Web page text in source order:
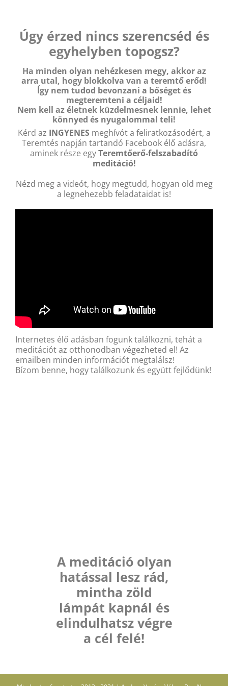
Úgy érzed nincs szerencséd és
egyhelyben topogsz?
Ha minden olyan nehézkesen megy, akkor az
arra utal, hogy blokkolva van a teremtő erőd!
Így nem tudod bevonzani a bőséget és
megteremteni a céljaid!
Nem kell az életnek küzdelmesnek lennie, lehet
könnyed és nyugalommal teli!
Kérd az INGYENES meghívót a feliratkozásodért, a
Teremtés napján tartandó Facebook élő adásra,
aminek része egyTeremtőerő-felszabadító
meditáció!
Nézd meg a videót, hogy megtudd, hogyan old meg
a legnehezebb feladataidat is!
Internetes élő adásban fogunk találkozni, tehát a
meditációt az otthonodban végezheted el! Az
emailben minden információt megtalálsz!
Bízom benne, hogy találkozunk és együtt fejlődünk!
A meditáció olyan
hatással lesz rád,
mintha zöld
lámpát kapnál és
elindulhatsz végre
a cél felé!